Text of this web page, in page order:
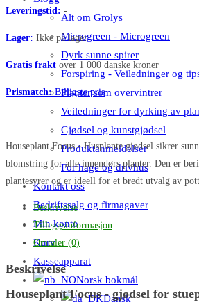
Alt om Grolys
Microgreen - Microgreen
Dyrk sunne spirer
Forspiring - Veiledninger og
Planter som overvintrer
Veiledninger for dyrking av
Gjødsel og kunstgjødsel
Produktanmeldelser
For hage og drivhus
Kontakt oss
Bedriftssalg og firmagaver
Min konto
Kurv
Kasseapparat
Norsk bokmål
Dansk
Leveringstid: -
Lager: Ikke på lager
Gratis frakt over 1 000 danske kroner
Prismatch:Billigste pris
Houseplant Focus - Husplante gjødsel sikrer
blomstring for alle innendørs planter. Den er
plantesyrer og er ideell for et bredt utvalg av
Beskrivelse
Tilleggsinformasjon
Omtaler (0)
Beskrivelse
Houseplant Focus - gjødsel for